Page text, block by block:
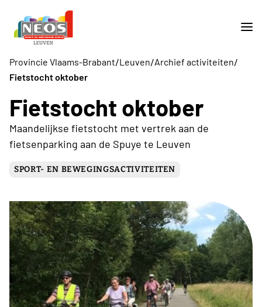
Provincie Vlaams-Brabant/Leuven/Archief activiteiten/
Fietstocht oktober
Fietstocht oktober
Maandelijkse fietstocht met vertrek aan de
fietsenparking aan de Spuye te Leuven
SPORT- EN BEWEGINGSACTIVITEITEN